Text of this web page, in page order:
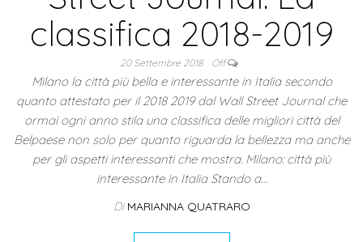
classifica 2018-2019
20 Settembre 2018 Off
Milano la città più bella e interessante in Italia secondo
quanto attestato per il 2018 2019 dal Wall Street Journal che
ormai ogni anno stila una classifica delle migliori città del
Belpaese non solo per quanto riguarda la bellezza ma anche
per gli aspetti interessanti che mostra. Milano: città più
interessante in Italia Stando a…
Di MARIANNA QUATRARO